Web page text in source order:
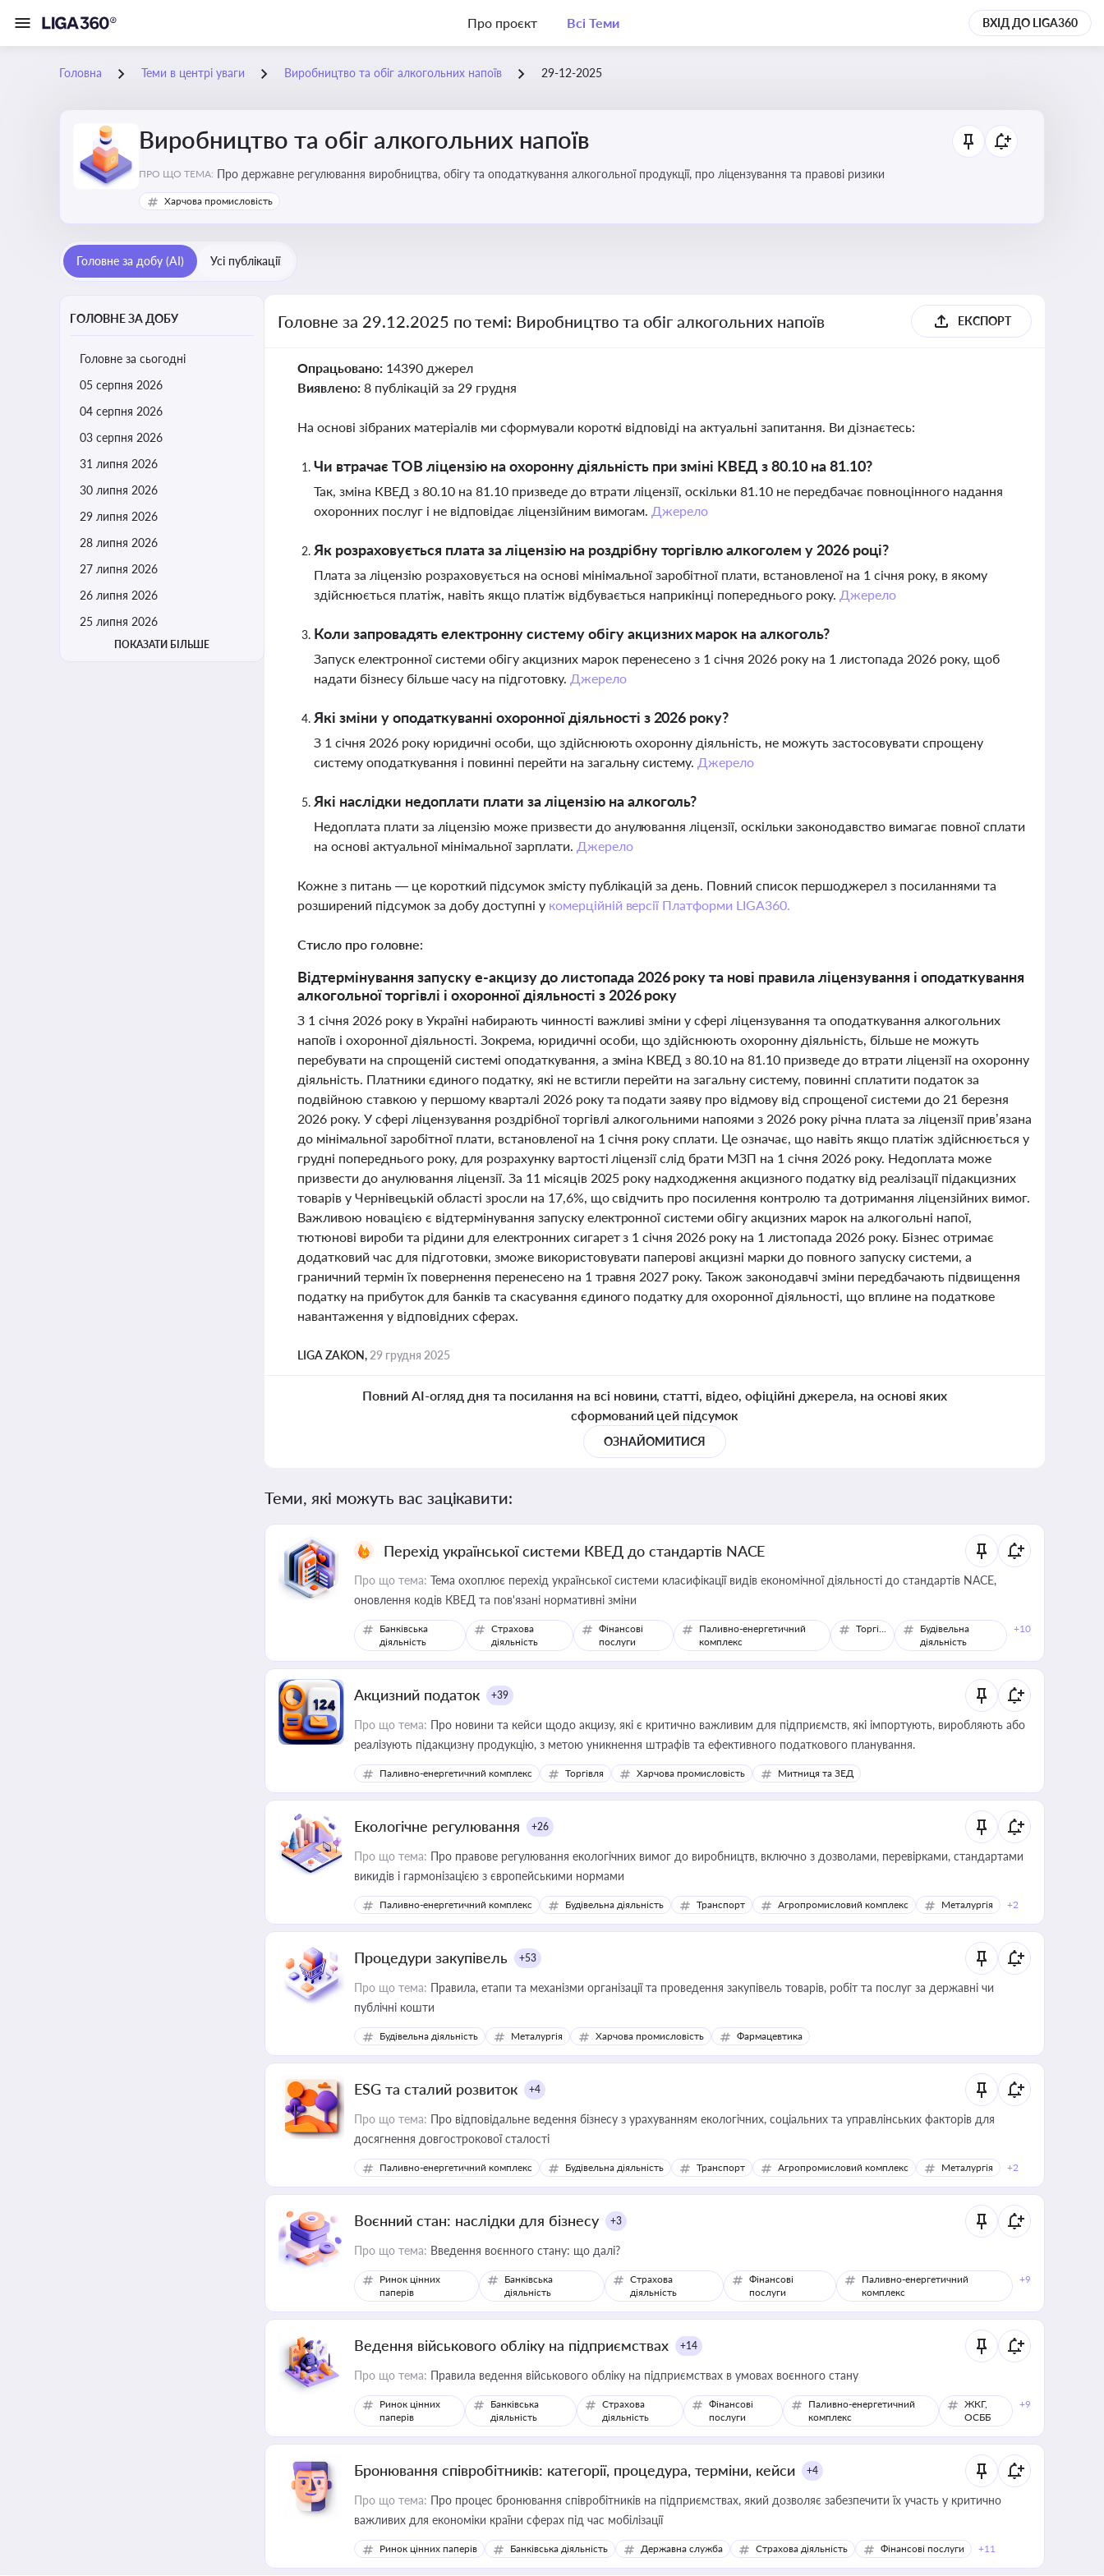
Про проєкт Всі Теми ВХІД ДО LIGA360
Головна Теми в центрі уваги Виробництво та обіг алкогольних напоїв 29-12-2025
Виробництво та обіг алкогольних напоїв
ПРО ЩО ТЕМА: Про державне регулювання виробництва, обігу та оподаткування алкогольної продукції, про ліцензування та правові ризики
Харчова промисловість
Головне за добу (AI) Усі публікації
ГОЛОВНЕ ЗА ДОБУ
Головне за сьогодні
05 серпня 2026
04 серпня 2026
03 серпня 2026
31 липня 2026
30 липня 2026
29 липня 2026
28 липня 2026
27 липня 2026
26 липня 2026
25 липня 2026
ПОКАЗАТИ БІЛЬШЕ
Головне за 29.12.2025 по темі: Виробництво та обіг алкогольних напоїв ЕКСПОРТ
Опрацьовано: 14390 джерел
Виявлено: 8 публікацій за 29 грудня
На основі зібраних матеріалів ми сформували короткі відповіді на актуальні запитання. Ви дізнаєтесь:
Чи втрачає ТОВ ліцензію на охоронну діяльність при зміні КВЕД з 80.10 на 81.10?
Так, зміна КВЕД з 80.10 на 81.10 призведе до втрати ліцензії, оскільки 81.10 не передбачає повноцінного надання
охоронних послуг і не відповідає ліцензійним вимогам. Джерело
Як розраховується плата за ліцензію на роздрібну торгівлю алкоголем у 2026 році?
Плата за ліцензію розраховується на основі мінімальної заробітної плати, встановленої на 1 січня року, в якому
здійснюється платіж, навіть якщо платіж відбувається наприкінці попереднього року. Джерело
Коли запровадять електронну систему обігу акцизних марок на алкоголь?
Запуск електронної системи обігу акцизних марок перенесено з 1 січня 2026 року на 1 листопада 2026 року, щоб
надати бізнесу більше часу на підготовку. Джерело
Які зміни у оподаткуванні охоронної діяльності з 2026 року?
З 1 січня 2026 року юридичні особи, що здійснюють охоронну діяльність, не можуть застосовувати спрощену
систему оподаткування і повинні перейти на загальну систему. Джерело
Які наслідки недоплати плати за ліцензію на алкоголь?
Недоплата плати за ліцензію може призвести до анулювання ліцензії, оскільки законодавство вимагає повної сплати
на основі актуальної мінімальної зарплати. Джерело
Кожне з питань — це короткий підсумок змісту публікацій за день. Повний список першоджерел з посиланнями та
розширений підсумок за добу доступні у комерційній версії Платформи LIGA360.
Стисло про головне:
Відтермінування запуску е-акцизу до листопада 2026 року та нові правила ліцензування і оподаткування
алкогольної торгівлі і охоронної діяльності з 2026 року
З 1 січня 2026 року в Україні набирають чинності важливі зміни у сфері ліцензування та оподаткування алкогольних
напоїв і охоронної діяльності. Зокрема, юридичні особи, що здійснюють охоронну діяльність, більше не можуть
перебувати на спрощеній системі оподаткування, а зміна КВЕД з 80.10 на 81.10 призведе до втрати ліцензії на охоронну
діяльність. Платники єдиного податку, які не встигли перейти на загальну систему, повинні сплатити податок за
подвійною ставкою у першому кварталі 2026 року та подати заяву про відмову від спрощеної системи до 21 березня
2026 року. У сфері ліцензування роздрібної торгівлі алкогольними напоями з 2026 року річна плата за ліцензії прив’язана
до мінімальної заробітної плати, встановленої на 1 січня року сплати. Це означає, що навіть якщо платіж здійснюється у
грудні попереднього року, для розрахунку вартості ліцензії слід брати МЗП на 1 січня 2026 року. Недоплата може
призвести до анулювання ліцензії. За 11 місяців 2025 року надходження акцизного податку від реалізації підакцизних
товарів у Чернівецькій області зросли на 17,6%, що свідчить про посилення контролю та дотримання ліцензійних вимог.
Важливою новацією є відтермінування запуску електронної системи обігу акцизних марок на алкогольні напої,
тютюнові вироби та рідини для електронних сигарет з 1 січня 2026 року на 1 листопада 2026 року. Бізнес отримає
додатковий час для підготовки, зможе використовувати паперові акцизні марки до повного запуску системи, а
граничний термін їх повернення перенесено на 1 травня 2027 року. Також законодавчі зміни передбачають підвищення
податку на прибуток для банків та скасування єдиного податку для охоронної діяльності, що вплине на податкове
навантаження у відповідних сферах.
LIGA ZAKON, 29 грудня 2025
Повний AI-огляд дня та посилання на всі новини, статті, відео, офіційні джерела, на основі яких
сформований цей підсумок
ОЗНАЙОМИТИСЯ
Теми, які можуть вас зацікавити:
Перехід української системи КВЕД до стандартів NACE
Про що тема: Тема охоплює перехід української системи класифікації видів економічної діяльності до стандартів NACE,
оновлення кодів КВЕД та пов'язані нормативні зміни
Банківська
діяльність
Страхова
діяльність
Фінансові
послуги
Паливно-енергетичний
комплекс
Торгівля
Будівельна
діяльність
+10
Акцизний податок +39
Про що тема: Про новини та кейси щодо акцизу, які є критично важливим для підприємств, які імпортують, виробляють або
реалізують підакцизну продукцію, з метою уникнення штрафів та ефективного податкового планування.
Паливно-енергетичний комплекс Торгівля Харчова промисловість Митниця та ЗЕД
Екологічне регулювання +26
Про що тема: Про правове регулювання екологічних вимог до виробництв, включно з дозволами, перевірками, стандартами
викидів і гармонізацією з європейськими нормами
Паливно-енергетичний комплекс Будівельна діяльність Транспорт Агропромисловий комплекс Металургія +2
Процедури закупівель +53
Про що тема: Правила, етапи та механізми організації та проведення закупівель товарів, робіт та послуг за державні чи
публічні кошти
Будівельна діяльність Металургія Харчова промисловість Фармацевтика
ESG та сталий розвиток +4
Про що тема: Про відповідальне ведення бізнесу з урахуванням екологічних, соціальних та управлінських факторів для
досягнення довгострокової сталості
Паливно-енергетичний комплекс Будівельна діяльність Транспорт Агропромисловий комплекс Металургія +2
Воєнний стан: наслідки для бізнесу +3
Про що тема: Введення воєнного стану: що далі?
Ринок цінних
паперів
Банківська
діяльність
Страхова
діяльність
Фінансові
послуги
Паливно-енергетичний
комплекс
+9
Ведення військового обліку на підприємствах +14
Про що тема: Правила ведення військового обліку на підприємствах в умовах воєнного стану
Ринок цінних
паперів
Банківська
діяльність
Страхова
діяльність
Фінансові
послуги
Паливно-енергетичний
комплекс
ЖКГ,
ОСББ
+9
Бронювання співробітників: категорії, процедура, терміни, кейси +4
Про що тема: Про процес бронювання співробітників на підприємствах, який дозволяє забезпечити їх участь у критично
важливих для економіки країни сферах під час мобілізації
Ринок цінних паперів Банківська діяльність Державна служба Страхова діяльність Фінансові послуги +11